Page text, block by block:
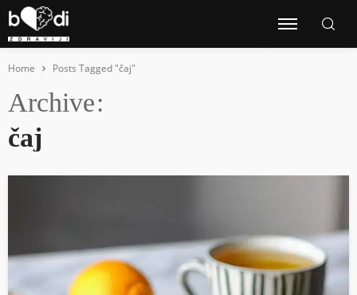
Home Posts Tagged "čaj"
Archive
čaj